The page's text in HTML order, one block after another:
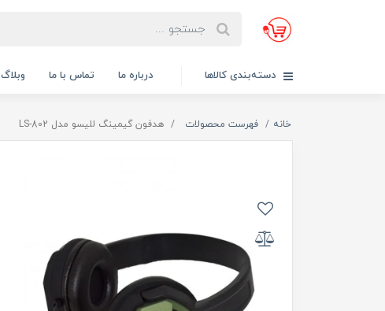
دسته‌بندی کالاها درباره ما تماس با ما وبلاگ
خانه فهرست محصولات هدفون گیمینگ للیسو مدل LS-802